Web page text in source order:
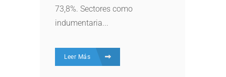
73,8%. Sectores como
indumentaria...
Leer Más